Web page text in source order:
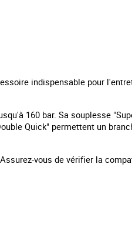
indispensable pour
160 bar. Sa souplesse
Quick" permettent un
vous de vérifier la